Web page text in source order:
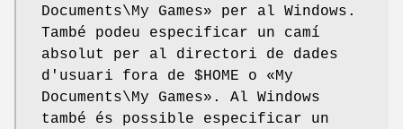
Documents\My Games» per al Windows.
També podeu especificar un camí
absolut per al directori de dades
d'usuari fora de $HOME o «My
Documents\My Games». Al Windows
també és possible especificar un